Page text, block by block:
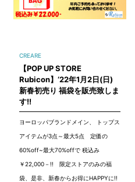
CREARE
【POP UP STORE
Rubicon】‘22年1月2日(日)
新春初売り 福袋を販売致しま
す!!
ヨーロッパブランドメイン、 トップス
アイテムが3点～最大5点 定価の
60%off~最大70%offで 税込み
￥22,000－!! 限定ストアのみの福
袋、是非、新春からお得にHAPPYに!!